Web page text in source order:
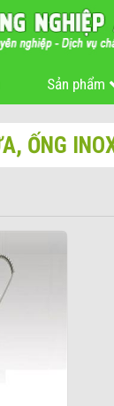
Sản phẩm
ỐNG